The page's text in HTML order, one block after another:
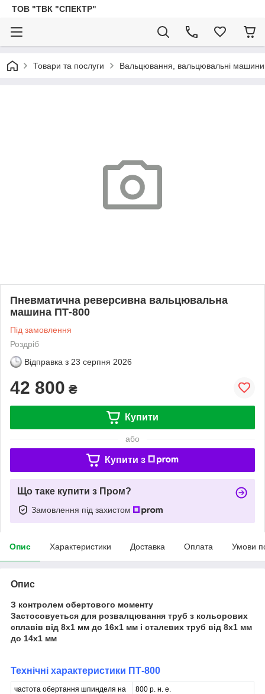
ТОВ "ТВК "СПЕКТР"
Товари та послуги Вальцювання, вальцювальні
Пневматична реверсивна вальцювальна
машина ПТ-800
Під замовлення
Роздріб
Відправка з 23 серпня 2026
42 800 ₴
Купити
або
Купити з
Що таке купити з Пром?
Замовлення під захистом
Опис Характеристики Доставка Оплата Умови
Опис
З контролем обертового моменту
Застосовуеться для розвалцювання труб з кольорових
сплавів від 8x1 мм до 16х1 мм і сталевих труб від 8x1 мм
до 14x1 мм
Технічні характеристики ПТ-800
частота обертання шпинделя на
800 р. н. е.